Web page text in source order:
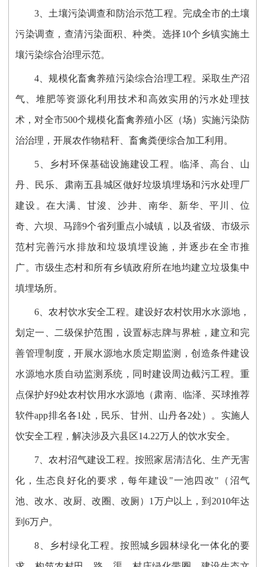
3、土壤污染调查和防治示范工程。完成全市的土壤
污染调查，查清污染面积、种类。选择10个乡镇实施土
壤污染综合治理示范。
4、规模化畜禽养殖污染综合治理工程。采取生产沼
气、堆肥等资源化利用技术和高效实用的污水处理技
术，对全市500个规模化畜禽养殖小区（场）实施污染防
治治理，开展农作物秸秆、畜禽粪便综合加工利用。
5、乡村环保基础设施建设工程。临泽、高台、山
丹、民乐、肃南五县城区做好垃圾填埋场和污水处理厂
建设。在大满、甘浚、沙井、南华、新华、平川、位
奇、六坝、马蹄9个省列重点小城镇，以及省级、市级示
范村完善污水排放和垃圾填埋设施，并逐步在全市推
广。市级生态村和所有乡镇政府所在地均建立垃圾集中
填埋场所。
6、农村饮水安全工程。建设好农村饮用水水源地，
划定一、二级保护范围，设置标志牌与界桩，建立和完
善管理制度，开展水源地水质定期监测，创造条件建设
水源地水质自动监测系统，同时建设周边截污工程。重
点保护好9处农村饮用水水源地（肃南、临泽、买球推荐
软件app排名各1处，民乐、甘州、山丹各2处）。实施人
饮安全工程，解决涉及六县区14.22万人的饮水安全。
7、农村沼气建设工程。按照家居清洁化、生产无害
化，生态良好化的要求，每年建设"一池四改"（沼气
池、改水、改厨、改圈、改厕）1万户以上，到2010年达
到6万户。
8、乡村绿化工程。按照城乡园林绿化一体化的要